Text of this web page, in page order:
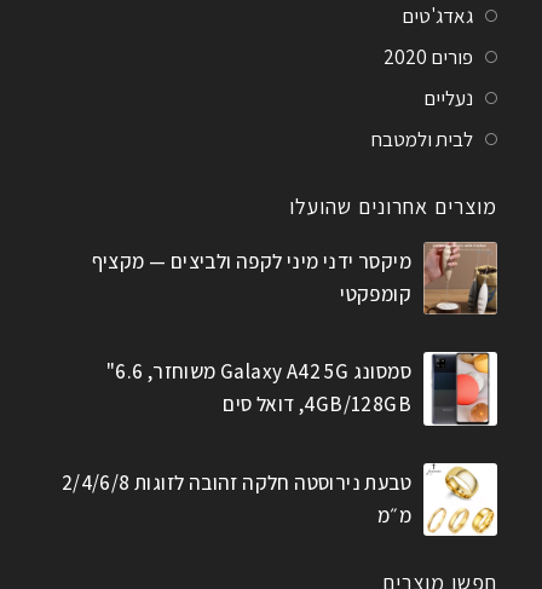
גאדג'טים
פורים 2020
נעליים
לבית ולמטבח
מוצרים אחרונים שהועלו
מיקסר ידני מיני לקפה ולביצים — מקציף
קומפקטי
סמסונג Galaxy A42 5G משוחזר, 6.6"
4GB/128GB, דואל סים
טבעת נירוסטה חלקה זהובה לזוגות 2/4/6/8
מ״מ
חפשו מוצרים